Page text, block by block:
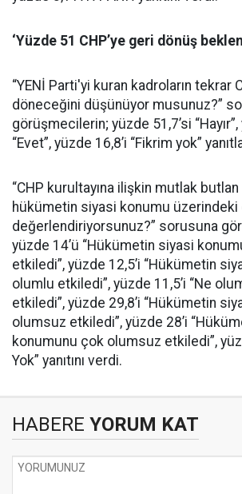
‘Yüzde 51 CHP’ye geri dönüş
“YENİ Parti'yi kuran kadroların tekrar
döneceğini düşünüyor musunuz?”
görüşmecilerin; yüzde 51,7’si “Hayır”,
“Evet”, yüzde 16,8’i “Fikrim yok”
“CHP kurultayına ilişkin mutlak butlan
hükümetin siyasi konumu üzerindeki
değerlendiriyorsunuz?” sorusuna
yüzde 14’ü “Hükümetin siyasi
etkiledi”, yüzde 12,5’i “Hükümetin
olumlu etkiledi”, yüzde 11,5’i “Ne
etkiledi”, yüzde 29,8’i “Hükümetin
olumsuz etkiledi”, yüzde 28’i
konumunu çok olumsuz etkiledi”,
Yok” yanıtını verdi.
HABERE YORUM KAT